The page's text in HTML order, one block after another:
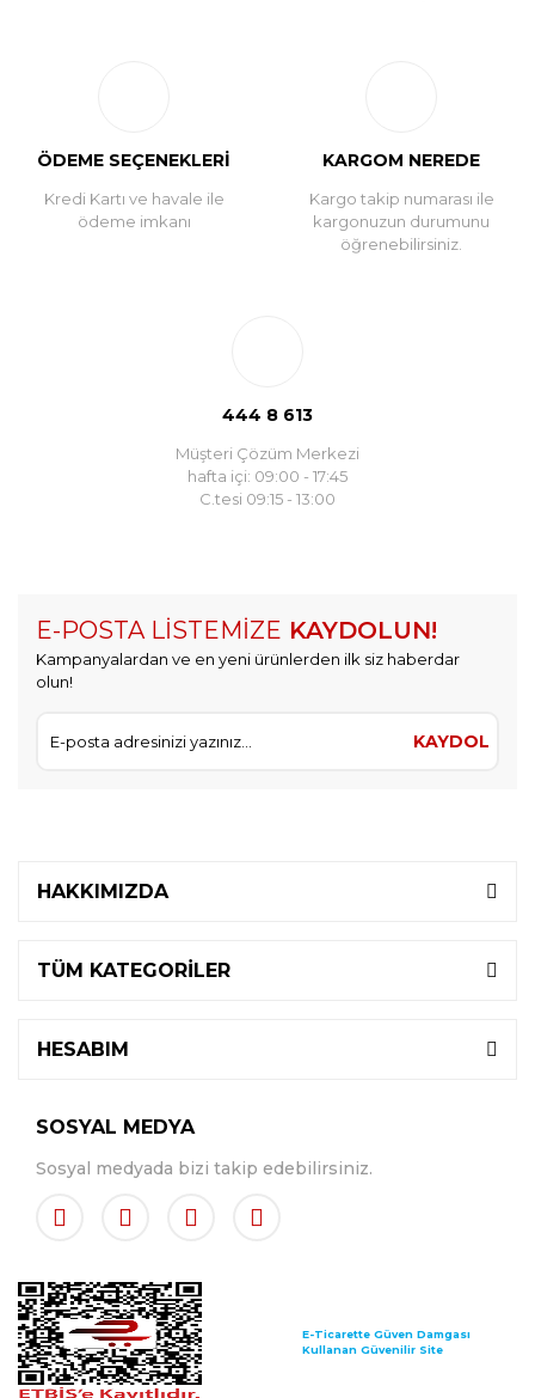
ÖDEME SEÇENEKLERİ
Kredi Kartı ve havale ile
ödeme imkanı
KARGOM NEREDE
Kargo takip numarası ile
kargonuzun durumunu
öğrenebilirsiniz.
444 8 613
Müşteri Çözüm Merkezi
hafta içi: 09:00 - 17:45
C.tesi 09:15 - 13:00
E-POSTA LİSTEMİZE KAYDOLUN!
Kampanyalardan ve en yeni ürünlerden ilk siz haberdar
olun!
KAYDOL
HAKKIMIZDA
TÜM KATEGORİLER
HESABIM
SOSYAL MEDYA
Sosyal medyada bizi takip edebilirsiniz.
E-Ticarette Güven Damgası
Kullanan Güvenilir Site